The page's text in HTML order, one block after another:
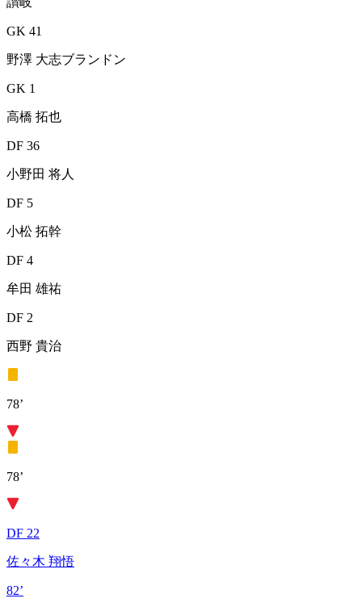
GK 41
野澤 大志ブランドン
GK 1
高橋 拓也
DF 36
小野田 将人
DF 5
小松 拓幹
DF 4
牟田 雄祐
DF 2
西野 貴治
78’
78’
DF 22
佐々木 翔悟
82’